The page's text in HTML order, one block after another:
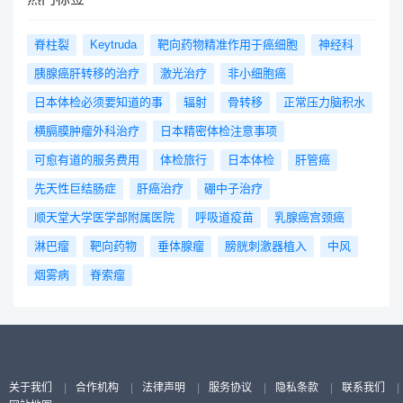
脊柱裂 Keytruda 靶向药物精准作用于癌细胞 神经科
胰腺癌肝转移的治疗 激光治疗 非小细胞癌
日本体检必须要知道的事 辐射 骨转移 正常压力脑积水
横膈膜肿瘤外科治疗 日本精密体检注意事项
可愈有道的服务费用 体检旅行 日本体检 肝管癌
先天性巨结肠症 肝癌治疗 硼中子治疗
顺天堂大学医学部附属医院 呼吸道疫苗 乳腺癌宫颈癌
淋巴瘤 靶向药物 垂体腺瘤 膀胱刺激器植入 中风
烟雾病 脊索瘤
关于我们 合作机构 法律声明 服务协议 隐私条款 联系我们